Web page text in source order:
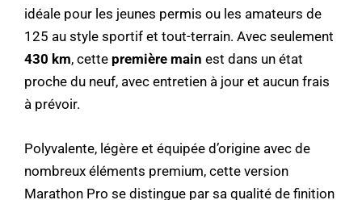
idéale pour les jeunes permis ou les amateurs de
125 au style sportif et tout-terrain. Avec seulement
430 km, cette première main est dans un état
proche du neuf, avec entretien à jour et aucun frais
à prévoir.
Polyvalente, légère et équipée d’origine avec de
nombreux éléments premium, cette version
Marathon Pro se distingue par sa qualité de finition